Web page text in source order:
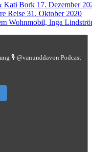
Kati Bork 17. Dezember
Reise 31. Oktober 2020
Wohnmobil, Inga
🎙️ @vanunddavon Podcast